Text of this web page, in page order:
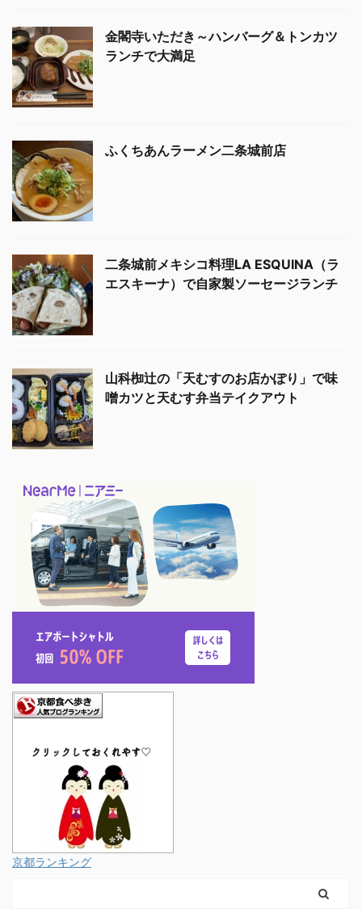
金閣寺いただき～ハンバーグ＆トンカツ
ランチで大満足
ふくちあんラーメン二条城前店
二条城前メキシコ料理LA ESQUINA（ラ
エスキーナ）で自家製ソーセージランチ
山科椥辻の「天むすのお店かぽり」で味
噌カツと天むす弁当テイクアウト
京都ランキング